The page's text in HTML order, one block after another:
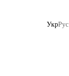
УкрРус